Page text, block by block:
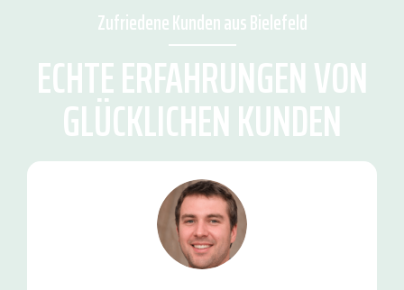
Zufriedene Kunden aus Bielefeld
ECHTE ERFAHRUNGEN VON
GLÜCKLICHEN KUNDEN